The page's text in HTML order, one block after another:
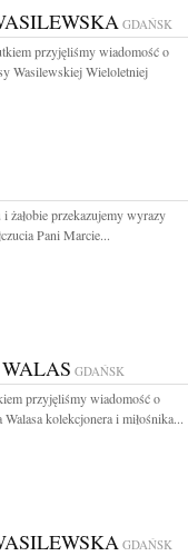
GDAŃSK
przyjęliśmy wiadomość o
Wasilewskiej Wieloletniej
żałobie przekazujemy wyrazy
Pani Marcie...
GDAŃSK
przyjęliśmy wiadomość o
kolekcjonera i miłośnika...
GDAŃSK